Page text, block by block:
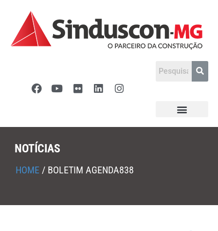
NOTÍCIAS
HOME / BOLETIM AGENDA838